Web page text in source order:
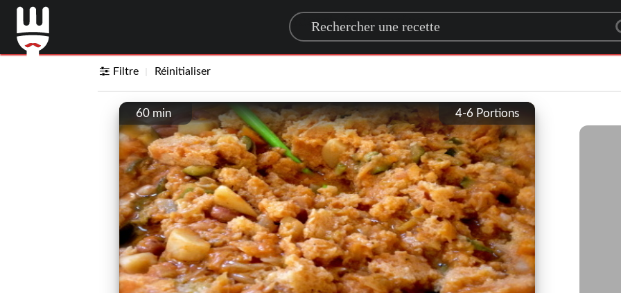
Search for a recipe
Filtre Réinitialiser
4-6 Portions
60 min